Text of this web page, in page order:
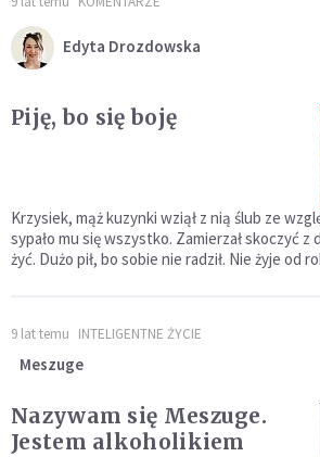
Edyta Drozdowska
Piję, bo się boję
Krzysiek, mąż kuzynki wziął z nią ślub ze
sypało mu się wszystko. Zamierzał skoczyć z
żyć. Dużo pił, bo sobie nie radził. Nie żyje od
9 lat temu INTELIGENTNE ŻYCIE
Meszuge
Nazywam się Meszuge.
Jestem alkoholikiem